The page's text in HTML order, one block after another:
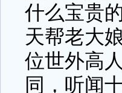
什么宝贵
天帮老大
位世外高
同，听闻